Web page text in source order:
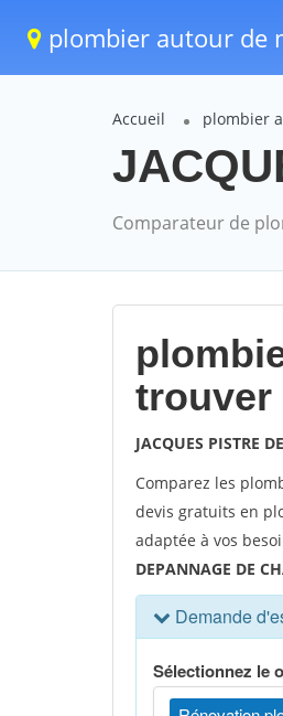
plombier autour de
Accueil plombier
Comparateur de
trouver
JACQUES PISTRE
Comparez les
devis gratuits en
adaptée à vos
DEPANNAGE DE